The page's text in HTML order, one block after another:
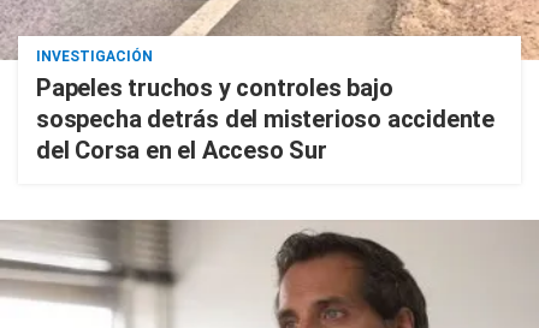
INVESTIGACIÓN
Papeles truchos y controles bajo
sospecha detrás del misterioso accidente
del Corsa en el Acceso Sur